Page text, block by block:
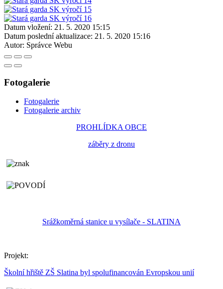
Datum vložení: 21. 5. 2020 15:15
Datum poslední aktualizace: 21. 5. 2020 15:16
Autor: Správce Webu
Fotogalerie
Fotogalerie
Fotogalerie archiv
PROHLÍDKA OBCE
záběry z dronu
Srážkoměrná stanice u vysílače - SLATINA
Projekt:
Školní hřiště ZŠ Slatina byl spolufinancován Evropskou unií